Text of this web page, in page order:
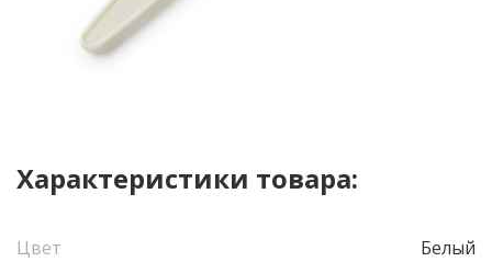
Характеристики товара:
Цвет Белый